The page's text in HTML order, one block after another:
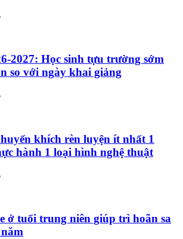
2027: Học sinh tựu trường sớm
so với ngày khai giảng
khích rèn luyện ít nhất 1
hành 1 loại hình nghệ thuật
ở tuổi trung niên giúp trì hoãn sa